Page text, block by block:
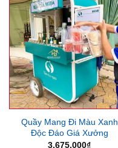
Quầy Mang Đi Màu Xanh
Độc Đáo Giá Xưởng
3,675,000₫